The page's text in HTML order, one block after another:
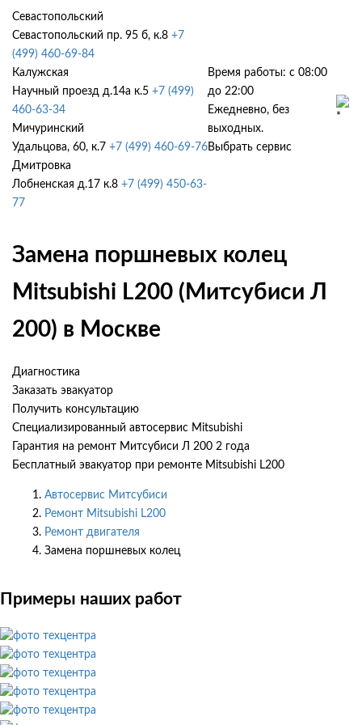
Севастопольский
Севастопольский пр. 95 б, к.8 +7
(499) 460-69-84
Калужская
Научный проезд д.14а к.5 +7 (499)
460-63-34
Мичуринский
Удальцова, 60, к.7 +7 (499) 460-69-76
Дмитровка
Лобненская д.17 к.8 +7 (499) 450-63-
77
Время работы: с 08:00
до 22:00
Ежедневно, без
выходных.
Выбрать сервис
Замена поршневых колец
Mitsubishi L200 (Митсубиси Л
200) в Москве
Диагностика
Заказать эвакуатор
Получить консультацию
Специализированный автосервис Mitsubishi
Гарантия на ремонт Митсубиси Л 200 2 года
Бесплатный эвакуатор при ремонте Mitsubishi L200
Автосервис Митсубиси
Ремонт Mitsubishi L200
Ремонт двигателя
Замена поршневых колец
Примеры наших работ